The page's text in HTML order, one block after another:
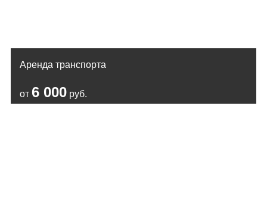
Аренда транспорта
от 6 000 руб.